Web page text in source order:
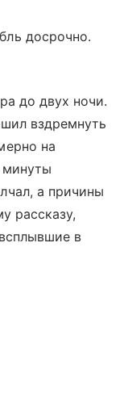
досрочно.
до двух ночи.
вздремнуть
на
минуты
а причины
рассказу,
в